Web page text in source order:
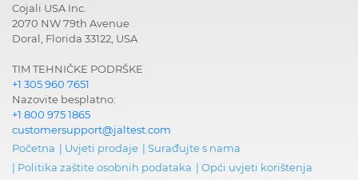
Cojali USA Inc.
2070 NW 79th Avenue
Doral, Florida 33122, USA
TIM TEHNIČKE PODRŠKE
+1 305 960 7651
Nazovite besplatno:
+1 800 975 1865
customersupport@jaltest.com
Početna | Uvjeti prodaje | Surađujte s nama
| Politika zaštite osobnih podataka | Opći uvjeti korištenja